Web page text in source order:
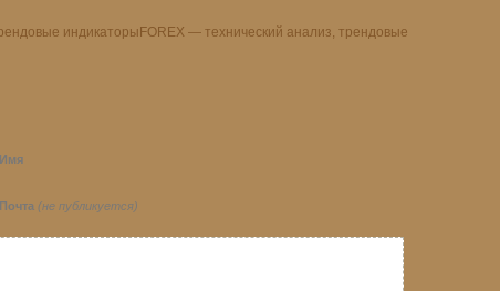
FOREX — технический анализ, трендовые
Имя
Почта (не публикуется)